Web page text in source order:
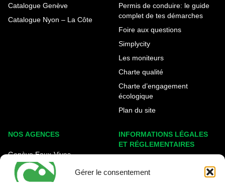
Gérer le consentement
Catalogue Genève
Catalogue Nyon – La Côte
Permis de conduire: le guide
complet de tes démarches
Foire aux questions
Simplycity
Les moniteurs
Charte qualité
Charte d’engagement
écologique
Plan du site
NOS AGENCES
Genève Eaux-Vives
Carouge - Rondeau
Nyon - La Côte
INFORMATIONS LÉGALES
ET RÉGLEMENTAIRES